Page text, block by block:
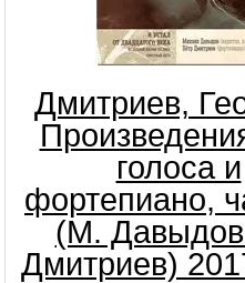
Дмитриев,
голоса и
фортепиано,
(М.
Дмитриев)